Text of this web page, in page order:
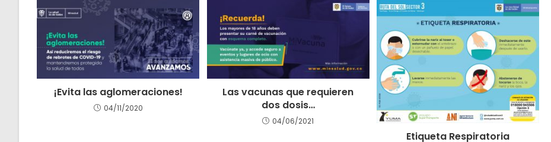
¡Evita las aglomeraciones!
04/11/2020
Las vacunas que requieren
dos dosis…
04/06/2021
Etiqueta Respiratoria